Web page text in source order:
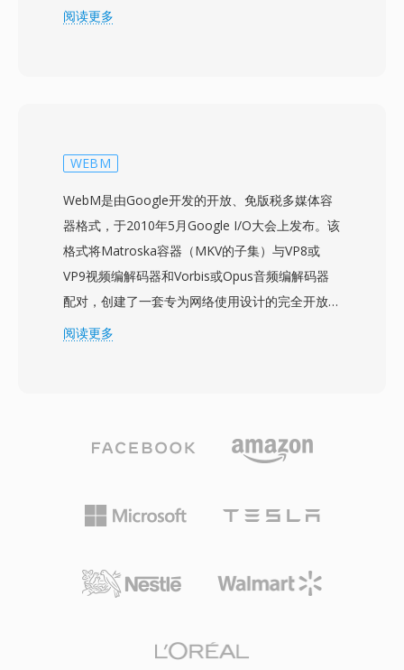
的atom/box结构，可以封装几乎所有类型的媒体
略图等高级功能。标准化的结构和广泛的编解码器
相机和操作系统媒体库的默认选择。在MP4中使
用H.264的HTML5视频得到所有主流网页浏览器
的支持，确立了其作为网络视频传输通用基准的地
位。高效的封装开销结合其所承载的现代编解码器
的压缩能力，使高质量视频能够以实用的文件大小
在带宽受限的网络和存储有限的设备上进行分发。
阅读更多
WEBM
WebM是由Google开发的开放、免版税多媒体容
器格式，于2010年5月Google I/O大会上发布。该
格式将Matroska容器（MKV的子集）与VP8或
VP9视频编解码器和Vorbis或Opus音频编解码器
配对，创建了一套专为网络使用设计的完全开放的
媒体技术栈。Google在发布WebM的同时以宽松
览器中快速解析和轻量级实现。搭配VP9的WebM
的水平，使其能够以更低的带宽传输高质量视频。
Chrome、Firefox、Edge和Opera等主流网页浏
中的VP9作为其大部分内容的主要传输格式。该格
已扩展支持AV1视频，延续其作为开放编解码器推
阅读更多